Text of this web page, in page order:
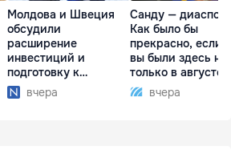
Молдова и Швеция
обсудили
расширение
инвестиций и
подготовку к
отопительному
сезону
вчера
Санду —
Как было бы
прекрасно, если
вы были здесь не
только в августе
вчера